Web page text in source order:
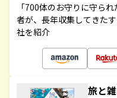
「700体のお守りに守ら
者が、長年収集してきた
社を紹介
旅と